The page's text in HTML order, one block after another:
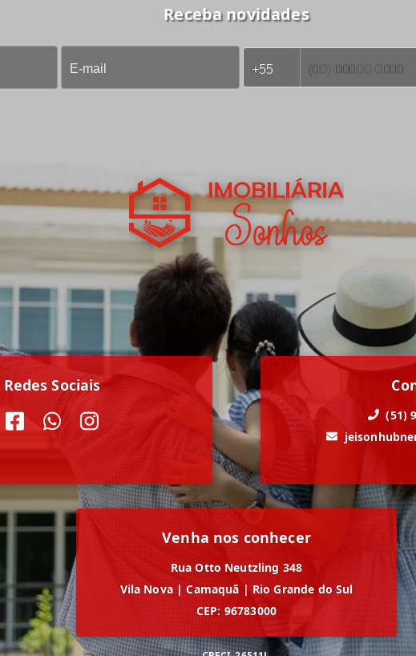
Receba novidades
Redes Sociais
(51)
Venha nos conhecer
Rua Otto Neutzling 348
Vila Nova | Camaquã | Rio Grande do Sul
CEP: 96783000